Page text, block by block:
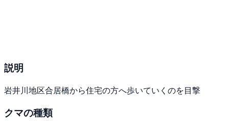
説明
岩井川地区合居橋から住宅の方へ歩いていくのを目撃
クマの種類